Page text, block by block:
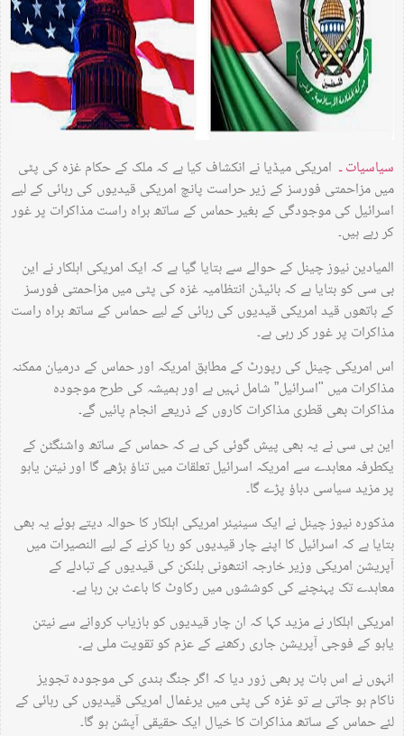
سیاسیات ـ امریکی میڈیا نے انکشاف کیا ہے کہ ملک کے حکام غزہ کی پٹی
میں مزاحمتی فورسز کے زیر حراست پانچ امریکی قیدیوں کی رہائی کے لیے
اسرائیل کی موجودگی کے بغیر حماس کے ساتھ براہ راست مذاکرات پر غور
کر رہے ہیں۔
المیادین نیوز چینل کے حوالے سے بتایا گیا ہے کہ ایک امریکی اہلکار نے این
بی سی کو بتایا ہے کہ بائیڈن انتظامیہ غزہ کی پٹی میں مزاحمتی فورسز
کے ہاتھوں قید امریکی قیدیوں کی رہائی کے لیے حماس کے ساتھ براہ راست
مذاکرات پر غور کر رہی ہے۔
اس امریکی چینل کی رپورٹ کے مطابق امریکہ اور حماس کے درمیان ممکنہ
مذاکرات میں "اسرائیل” شامل نہیں ہے اور ہمیشہ کی طرح موجودہ
مذاکرات بھی قطری مذاکرات کاروں کے ذریعے انجام پائیں گے۔
این بی سی نے یہ بھی پیش گوئی کی ہے کہ حماس کے ساتھ واشنگٹن کے
یکطرفہ معاہدے سے امریکہ اسرائیل تعلقات میں تناؤ بڑھے گا اور نیتن یاہو
پر مزید سیاسی دباؤ پڑے گا۔
مذکورہ نیوز چینل نے ایک سینیئر امریکی اہلکار کا حوالہ دیتے ہوئے یہ بھی
بتایا ہے کہ اسرائیل کا اپنے چار قیدیوں کو رہا کرنے کے لیے النصیرات میں
آپریشن امریکی وزیر خارجہ انتھونی بلنکن کی قیدیوں کے تبادلے کے
معاہدے تک پہنچنے کی کوششوں میں رکاوٹ کا باعث بن رہا ہے۔
امریکی اہلکار نے مزید کہا کہ ان چار قیدیوں کو بازیاب کروانے سے نیتن
یاہو کے فوجی آپریشن جاری رکھنے کے عزم کو تقویت ملی ہے۔
انہوں نے اس بات پر بھی زور دیا کہ اگر جنگ بندی کی موجودہ تجویز
ناکام ہو جاتی ہے تو غزہ کی پٹی میں یرغمال امریکی قیدیوں کی رہائی کے
لئے حماس کے ساتھ مذاکرات کا خیال ایک حقیقی آپشن ہو گا۔